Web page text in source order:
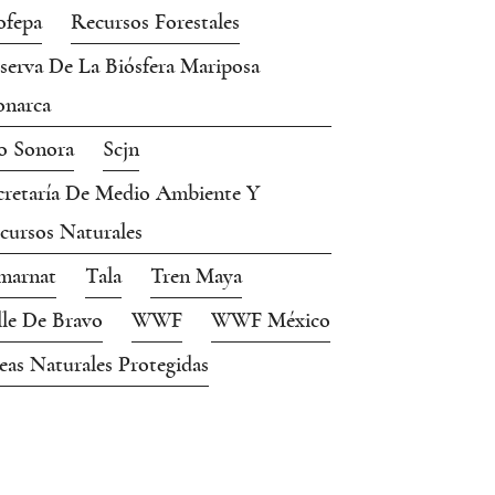
Recursos Forestales
De La Biósfera Mariposa
Sonora
Scjn
De Medio Ambiente Y
Naturales
Tala
Tren Maya
De Bravo
WWF
WWF México
Naturales Protegidas